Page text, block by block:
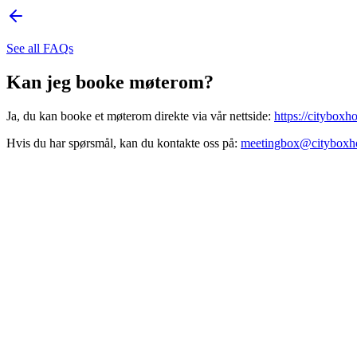
See all FAQs
Kan jeg booke møterom?
Ja, du kan booke et møterom direkte via vår nettside: https://
Hvis du har spørsmål, kan du kontakte oss på: